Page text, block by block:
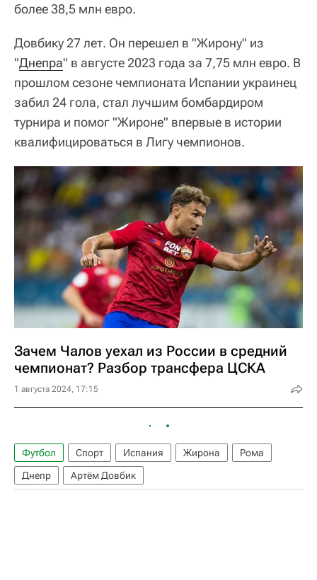
более 38,5 млн евро.
Довбику 27 лет. Он перешел в "Жирону" из
"Днепра" в августе 2023 года за 7,75 млн евро. В
прошлом сезоне чемпионата Испании украинец
забил 24 гола, стал лучшим бомбардиром
турнира и помог "Жироне" впервые в истории
квалифицироваться в Лигу чемпионов.
Зачем Чалов уехал из России в средний
чемпионат? Разбор трансфера ЦСКА
1 августа 2024, 17:15
Футбол Спорт Испания Жирона
Рома
Днепр
Артём Довбик